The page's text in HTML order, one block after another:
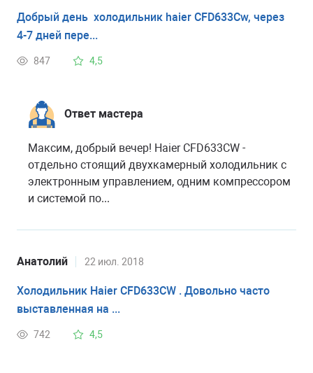
Добрый день холодильник haier CFD633Cw, через
4-7 дней пере...
847 4,5
Ответ мастера
Максим, добрый вечер! Haier CFD633CW -
отдельно стоящий двухкамерный холодильник с
электронным управлением, одним компрессором
и системой по...
Анатолий 22 июл. 2018
Холодильник Haier CFD633CW . Довольно часто
выставленная на ...
742 4,5